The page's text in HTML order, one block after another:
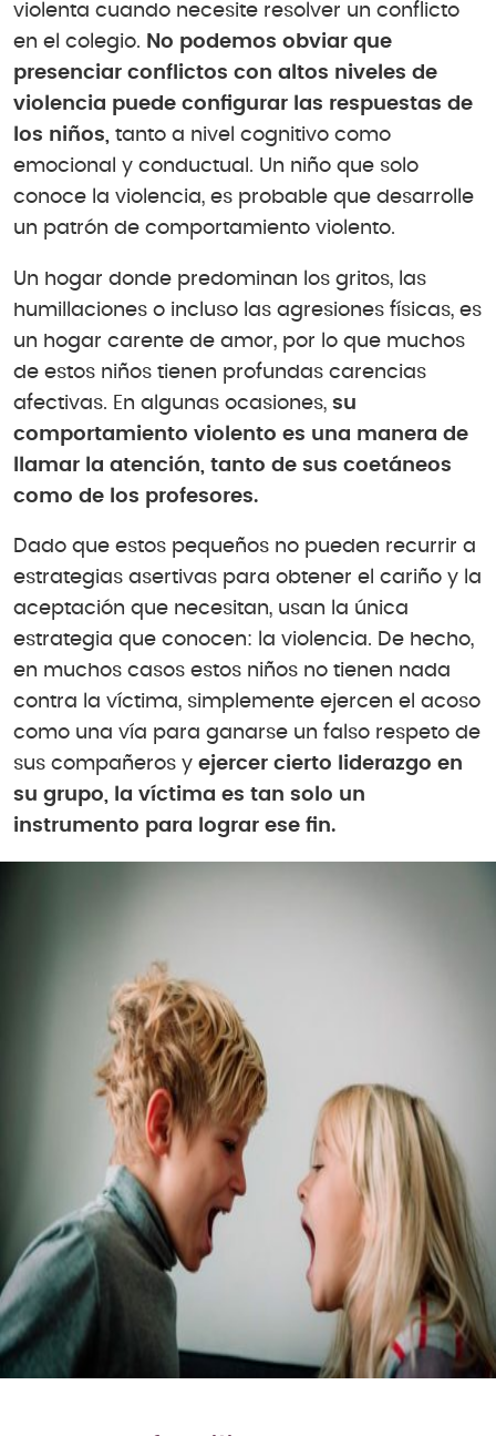
violenta cuando necesite resolver un conflicto
en el colegio. No podemos obviar que
presenciar conflictos con altos niveles de
violencia puede configurar las respuestas de
los niños, tanto a nivel cognitivo como
emocional y conductual. Un niño que solo
conoce la violencia, es probable que desarrolle
un patrón de comportamiento violento.
Un hogar donde predominan los gritos, las
humillaciones o incluso las agresiones físicas, es
un hogar carente de amor, por lo que muchos
de estos niños tienen profundas carencias
afectivas. En algunas ocasiones, su
comportamiento violento es una manera de
llamar la atención, tanto de sus coetáneos
como de los profesores.
Dado que estos pequeños no pueden recurrir a
estrategias asertivas para obtener el cariño y la
aceptación que necesitan, usan la única
estrategia que conocen: la violencia. De hecho,
en muchos casos estos niños no tienen nada
contra la víctima, simplemente ejercen el acoso
como una vía para ganarse un falso respeto de
sus compañeros y ejercer cierto liderazgo en
su grupo, la víctima es tan solo un
instrumento para lograr ese fin.